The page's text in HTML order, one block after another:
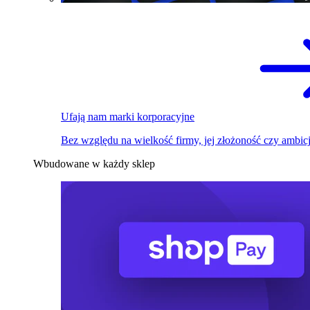
Ufają nam marki korporacyjne
Bez względu na wielkość firmy, jej złożoność czy
Wbudowane w każdy sklep